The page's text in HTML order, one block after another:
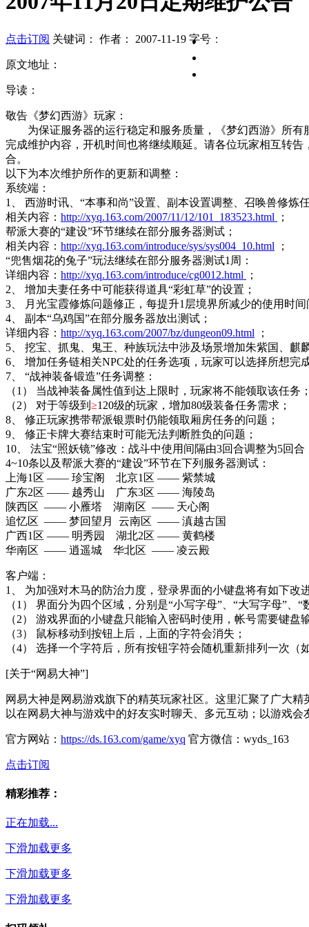
在线客服
点击订阅 关键词： 作者： 2007-11-19 字号：
原文地址：
导读：
敬告《梦幻西游》玩家：
为保证服务器的运行稳定和服务质量，《梦幻西游》所有
完成维护内容，开机时间也将继续顺延。请各位玩家相互转
合。
以下为本次维护所作的更新和调整：
系统端：
1、 西游时讯、“本事和尚”设置、副本设置调整、召唤兽修
相关内容： http://xyq.163.com/2007/11/12/101_183523.html
；
帮派大赛的“建设”环节继续在部分服务器测试；
相关内容： http://xyq.163.com/introduce/sys/sys004_10.html ；
“兜售烟花的兔子”玩法继续在部分服务器测试1周 ：
详细内容： http://xyq.163.com/introduce/cg0012.html
；
2、 增加夫妻任务中可能获得道具“彩虹草”的设置；
3、 月光宝霞修炼问题修正，每提升1层境界所减少的使用时间
4、 副本“乌鸡国”在部分服务器放出测试；
详细内容： http://xyq.163.com/2007/bz/dungeon09.html ；
5、 挖宝、抓鬼、鬼王、种族玩法中涉及场景增加朱紫国、麒
6、 增加任务链相关NPC处的任务选项，玩家可以选择所想完
7、 “战神装备锻造”任务调整：
（1） 当战神装备属性值到达上限时，玩家将不能领取该任务
（2） 对于等级到 ≥120级的玩家，增加80级装备任务需求；
8、 修正玩家携带帮派银票时仍能领取厢房任务的问题；
9、 修正卡牌大赛结束时可能无法判断胜负的问题；
10、 法宝“照妖镜”修改：战斗中使用间隔由3回合调整为5回合
4~10条以及帮派大赛的“建设”环节在下列服务器测试：
上海1区 —— 珍宝阁 北京1区 —— 紫禁城
广东2区 —— 越秀山 广东3区 —— 海陵岛
陕西区 —— 小雁塔 湖南区 —— 天心阁
追忆区 —— 梦回望月 云南区 —— 滇越古国
广西1区 —— 明秀园 湖北2区 —— 黄鹤楼
华南区 —— 逍遥城 华北区 —— 凌云殿
客户端：
1、 为加强对木马的防治力度，登录界面的小键盘将有如下改
（1） 界面分为四个区域，分别是“小写字母”、“大写字母”、“
（2） 游戏界面的小键盘只能输入密码时使用，帐号需要键盘
（3） 鼠标移动到按钮上后，上面的字符会消失；
（4） 选择一个字符后，所有按钮字符会随机重新排列一次
[关于“网易大神”]
网易大神是网易游戏旗下的精英玩家社区。这里汇聚了广大
以在网易大神与游戏中的好友实时聊天、多元互动；以游戏
官方网站： https://ds.163.com/game/xyq 官方微信：wyds_163
点击订阅
精彩推荐：
正在加载...
下滑加载更多
下滑加载更多
下滑加载更多